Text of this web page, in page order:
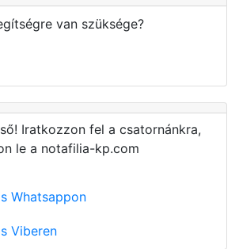
van szüksége?
Iratkozzon fel a csatornánkra,
le a notafilia-kp.com
Whatsappon
Viberen